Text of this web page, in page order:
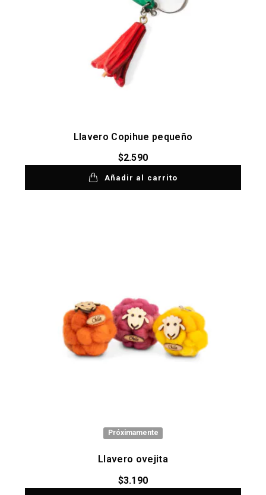
Llavero Copihue pequeño
$2.590
Añadir al carrito
Próximamente
Llavero ovejita
$3.190